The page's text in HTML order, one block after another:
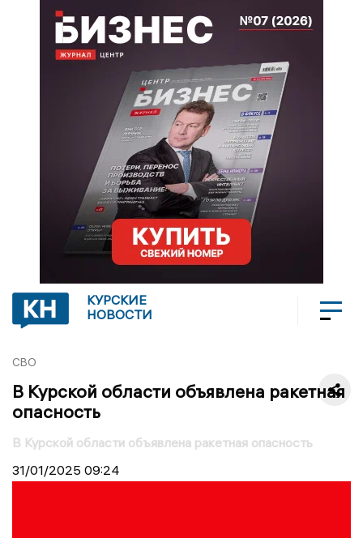
КУРСКИЕ
НОВОСТИ
СВО
В Курской области объявлена ракетная
опасность
В Курской области объявлена ракетная опасность
31/01/2025 09:24